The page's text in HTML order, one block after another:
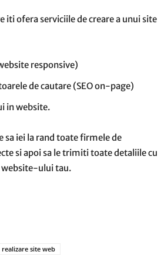
iti ofera serviciile de creare a unui site
responsive)
de cautare (SEO on-page)
in website.
sa iei la rand toate firmele de
si apoi sa le trimiti toate detaliile cu
website-ului tau.
realizare site web